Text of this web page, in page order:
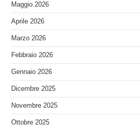
Maggio 2026
Aprile 2026
Marzo 2026
Febbraio 2026
Gennaio 2026
Dicembre 2025
Novembre 2025
Ottobre 2025